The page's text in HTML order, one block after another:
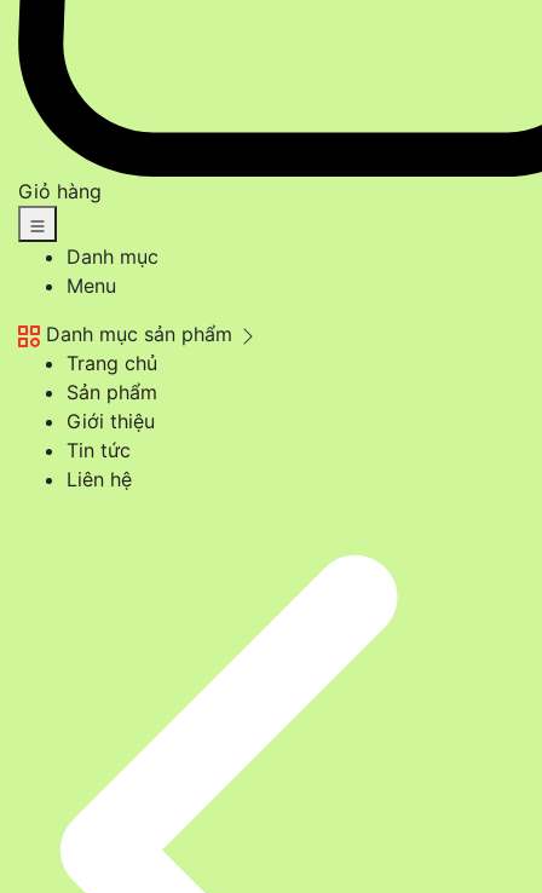
Giỏ hàng
Danh mục
Menu
Danh mục sản phẩm
Trang chủ
Sản phẩm
Giới thiệu
Tin tức
Liên hệ